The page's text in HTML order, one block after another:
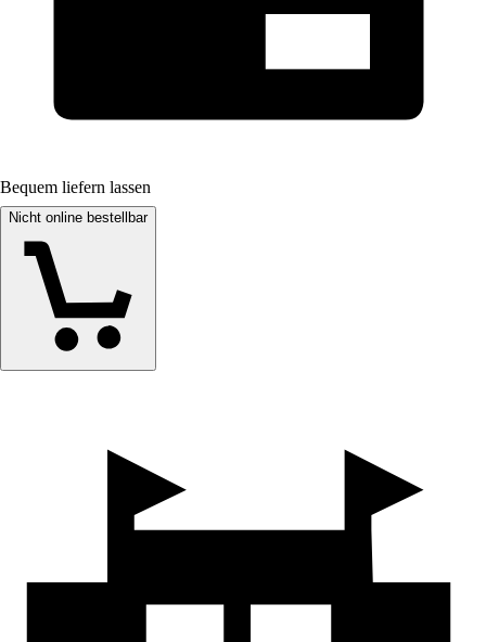
Bequem liefern lassen
Nicht online bestellbar